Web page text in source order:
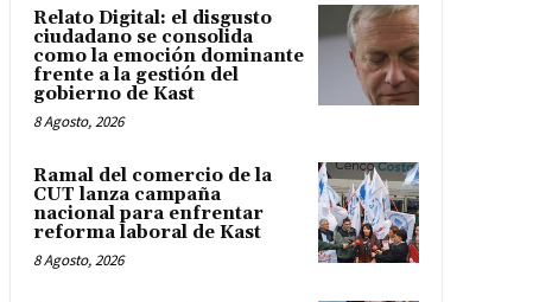
Relato Digital: el disgusto
ciudadano se consolida
como la emoción dominante
frente a la gestión del
gobierno de Kast
8 Agosto, 2026
Ramal del comercio de la
CUT lanza campaña
nacional para enfrentar
reforma laboral de Kast
8 Agosto, 2026